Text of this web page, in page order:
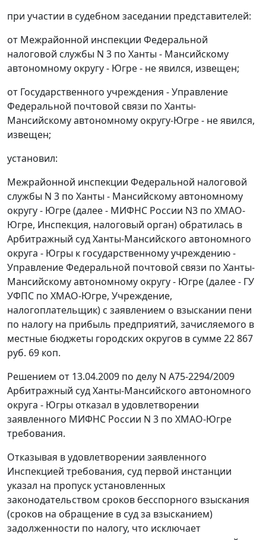
при участии в судебном заседании представителей:
от Межрайонной инспекции Федеральной
налоговой службы N 3 по Ханты - Мансийскому
автономному округу - Югре - не явился, извещен;
от Государственного учреждения - Управление
Федеральной почтовой связи по Ханты-
Мансийскому автономному округу-Югре - не явился,
извещен;
установил:
Межрайонной инспекции Федеральной налоговой
службы N 3 по Ханты - Мансийскому автономному
округу - Югре (далее - МИФНС России N3 по ХМАО-
Югре, Инспекция, налоговый орган) обратилась в
Арбитражный суд Ханты-Мансийского автономного
округа - Югры к государственному учреждению -
Управление Федеральной почтовой связи по Ханты-
Мансийскому автономному округу - Югре (далее - ГУ
УФПС по ХМАО-Югре, Учреждение,
налогоплательщик) с заявлением о взыскании пени
по налогу на прибыль предприятий, зачисляемого в
местные бюджеты городских округов в сумме 22 867
руб. 69 коп.
Решением от 13.04.2009 по делу N А75-2294/2009
Арбитражный суд Ханты-Мансийского автономного
округа - Югры отказал в удовлетворении
заявленного МИФНС России N 3 по ХМАО-Югре
требования.
Отказывая в удовлетворении заявленного
Инспекцией требования, суд первой инстанции
указал на пропуск установленных
законодательством сроков бесспорного взыскания
(сроков на обращение в суд за взысканием)
задолженности по налогу, что исключает